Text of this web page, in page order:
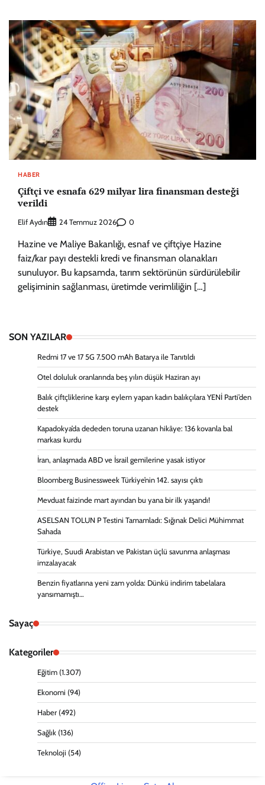
HABER
Çiftçi ve esnafa 629 milyar lira finansman desteği
verildi
Elif Aydın 24 Temmuz 2026 0
Hazine ve Maliye Bakanlığı, esnaf ve çiftçiye Hazine
faiz/kar payı destekli kredi ve finansman olanakları
sunuluyor. Bu kapsamda, tarım sektörünün sürdürülebilir
gelişiminin sağlanması, üretimde verimliliğin […]
SON YAZILAR
Redmi 17 ve 17 5G 7.500 mAh Batarya ile Tanıtıldı
Otel doluluk oranlarında beş yılın düşük Haziran ayı
Balık çiftçliklerine karşı eylem yapan kadın balıkçılara YENİ Parti’den
destek
Kapadokya’da dededen toruna uzanan hikâye: 136 kovanla bal
markası kurdu
İran, anlaşmada ABD ve İsrail gemilerine yasak istiyor
Bloomberg Businessweek Türkiye’nin 142. sayısı çıktı
Mevduat faizinde mart ayından bu yana bir ilk yaşandı!
ASELSAN TOLUN P Testini Tamamladı: Sığınak Delici Mühimmat
Sahada
Türkiye, Suudi Arabistan ve Pakistan üçlü savunma anlaşması
imzalayacak
Benzin fiyatlarına yeni zam yolda: Dünkü indirim tabelalara
yansımamıştı…
Sayaç
Kategoriler
Eğitim (1.307)
Ekonomi (94)
Haber (492)
Sağlık (136)
Teknoloji (54)